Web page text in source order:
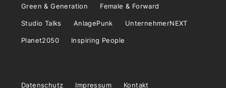
Green & Generation Female & Forward
Studio Talks AnlagePunk UnternehmerNEXT
Planet2050 Inspiring People
Datenschutz Impressum Kontakt